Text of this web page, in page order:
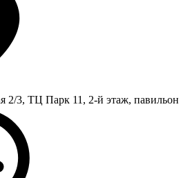
2/3, ТЦ Парк 11, 2-й этаж,